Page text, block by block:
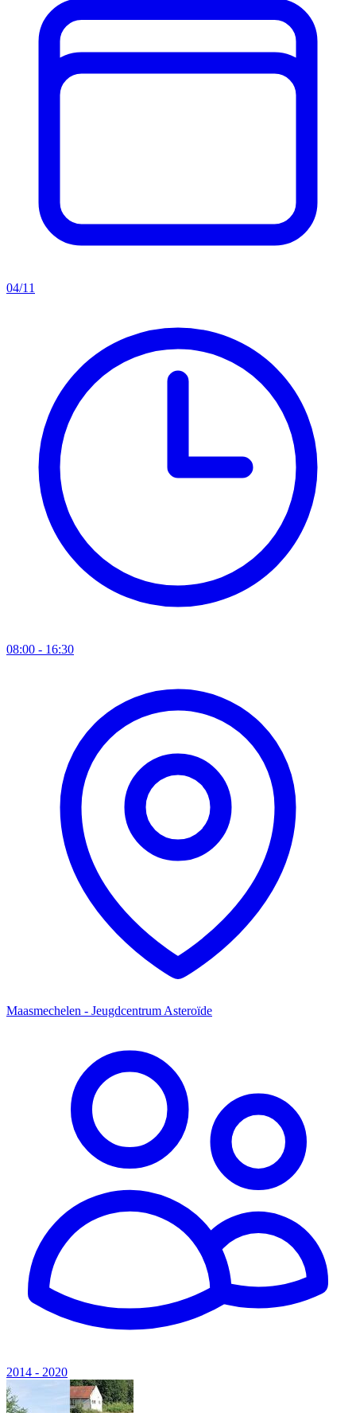
04/11
08:00 - 16:30
Maasmechelen - Jeugdcentrum Asteroïde
2014 - 2020